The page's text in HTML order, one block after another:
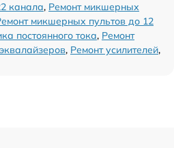
канала, Ремонт микшерных
микшерных пультов до 12
постоянного тока, Ремонт
, Ремонт усилителей,